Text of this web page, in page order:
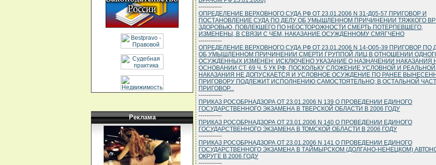
Реклама
------------
ОПРЕДЕЛЕНИЕ ВЕРХОВНОГО СУДА РФ ОТ 23.01.2006 N 31-Д05-57 ПРИГОВОР И
ПОСТАНОВЛЕНИЕ СУДА ПО ДЕЛУ ОБ УМЫШЛЕННОМ ПРИЧИНЕНИИ ТЯЖКОГО
ЗДОРОВЬЮ, ПОВЛЕКШЕГО ПО НЕОСТОРОЖНОСТИ СМЕРТЬ ПОТЕРПЕВШЕГО,
ИЗМЕНЕНЫ, В СВЯЗИ С ЧЕМ, НАКАЗАНИЕ ОСУЖДЕННОМУ СМЯГЧЕНО
------------
ОПРЕДЕЛЕНИЕ ВЕРХОВНОГО СУДА РФ ОТ 23.01.2006 N 14-О05-39 ПРИГОВОР ПО
ОБ УМЫШЛЕННОМ ПРИЧИНЕНИИ СМЕРТИ ГРУППОЙ ЛИЦ В ОТНОШЕНИИ
ОСУЖДЕННЫХ ИЗМЕНЕН: ИСКЛЮЧЕНО УКАЗАНИЕ О НАЗНАЧЕНИИ НАКАЗАНИЯ
ОСНОВАНИИ СТ. 69 Ч. 5 УК РФ, ПОСКОЛЬКУ СЛОЖЕНИЕ УСЛОВНОЙ И
НАКАЗАНИЯ НЕ ДОПУСКАЕТСЯ И УСЛОВНОЕ ОСУЖДЕНИЕ ПО РАНЕЕ
ПРИГОВОРУ ПОДЛЕЖИТ ИСПОЛНЕНИЮ САМОСТОЯТЕЛЬНО; В ОСТАЛЬНОЙ
ПРИГОВОР...
------------
ПРИКАЗ РОСОБРНАДЗОРА ОТ 23.01.2006 N 139 О ПРОВЕДЕНИИ ЕДИНОГО
ГОСУДАРСТВЕННОГО ЭКЗАМЕНА В ТВЕРСКОЙ ОБЛАСТИ В 2006 ГОДУ
------------
ПРИКАЗ РОСОБРНАДЗОРА ОТ 23.01.2006 N 140 О ПРОВЕДЕНИИ ЕДИНОГО
ГОСУДАРСТВЕННОГО ЭКЗАМЕНА В ТОМСКОЙ ОБЛАСТИ В 2006 ГОДУ
------------
ПРИКАЗ РОСОБРНАДЗОРА ОТ 23.01.2006 N 141 О ПРОВЕДЕНИИ ЕДИНОГО
ГОСУДАРСТВЕННОГО ЭКЗАМЕНА В ТАЙМЫРСКОМ (ДОЛГАНО-НЕНЕЦКОМ)
ОКРУГЕ В 2006 ГОДУ
------------